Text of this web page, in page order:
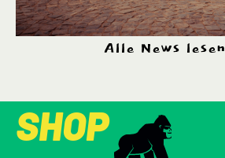
Alle News lesen
SHOP